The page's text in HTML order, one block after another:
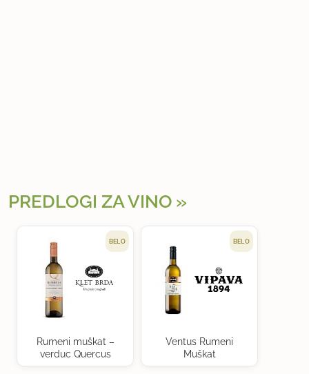
PREDLOGI ZA VINO
BELO
Rumeni muškat –
verduc Quercus
BELO
Ventus Rumeni
Muškat